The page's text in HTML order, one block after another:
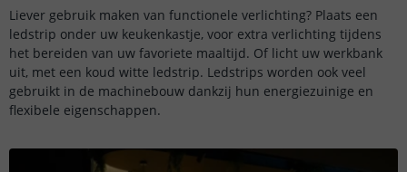
Liever gebruik maken van functionele verlichting? Plaats een
ledstrip onder uw keukenkastje, voor extra verlichting tijdens
het bereiden van uw favoriete maaltijd. Of licht uw werkbank
uit, met een koud witte ledstrip. Ledstrips worden ook veel
gebruikt in de machinebouw dankzij hun energiezuinige en
flexibele eigenschappen.